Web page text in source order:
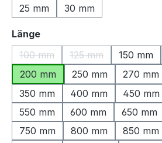
25 mm
30 mm
Längeauswählen
100 mm
(Diese Option ist zurzeit nicht
125 mm
(Diese Option ist
150 mm
200 mm
250 mm 270 mm
350 mm
400 mm 450 mm
550 mm
600 mm 650 mm
750 mm
800 mm 850 mm